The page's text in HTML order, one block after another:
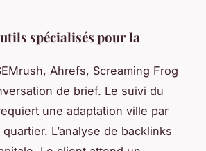
spécialisés pour la
Ahrefs, Screaming Frog
de brief. Le suivi du
une adaptation ville par
L’analyse de backlinks